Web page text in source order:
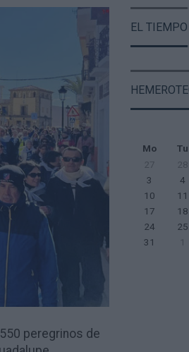
550 peregrinos de
EL TIEMPO
Mo
Tu
27
28
3
4
10
11
17
18
24
25
31
1